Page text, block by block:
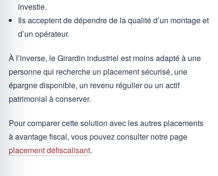
investie.
Ils acceptent de dépendre de la qualité d’un montage et
d’un opérateur.
À l’inverse, le Girardin industriel est moins adapté à une
personne qui recherche un placement sécurisé, une
épargne disponible, un revenu régulier ou un actif
patrimonial à conserver.
Pour comparer cette solution avec les autres placements
à avantage fiscal, vous pouvez consulter notre page
placement défiscalisant.